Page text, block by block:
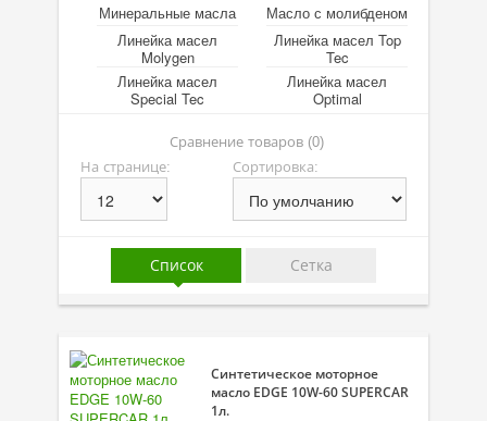
Линейка масел Top Tec
Линейка масел Special Tec
Линейка масел Optimal
Присадки в масло
Присадки в топливо
Трансмиссионные масла
Сервисные продукты
Минеральные масла
Масло с молибденом
Линейка масел
Molygen
Линейка масел Top
Tec
Линейка масел
Special Tec
Линейка масел
Optimal
Сравнение товаров (0)
На странице:
Сортировка:
Список Сетка
Синтетическое моторное
масло EDGE 10W-60 SUPERCAR
1л.